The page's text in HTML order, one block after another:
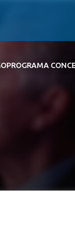
PROGRAMA